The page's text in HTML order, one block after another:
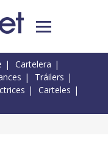
Cartelera
Tráilers
Carteles